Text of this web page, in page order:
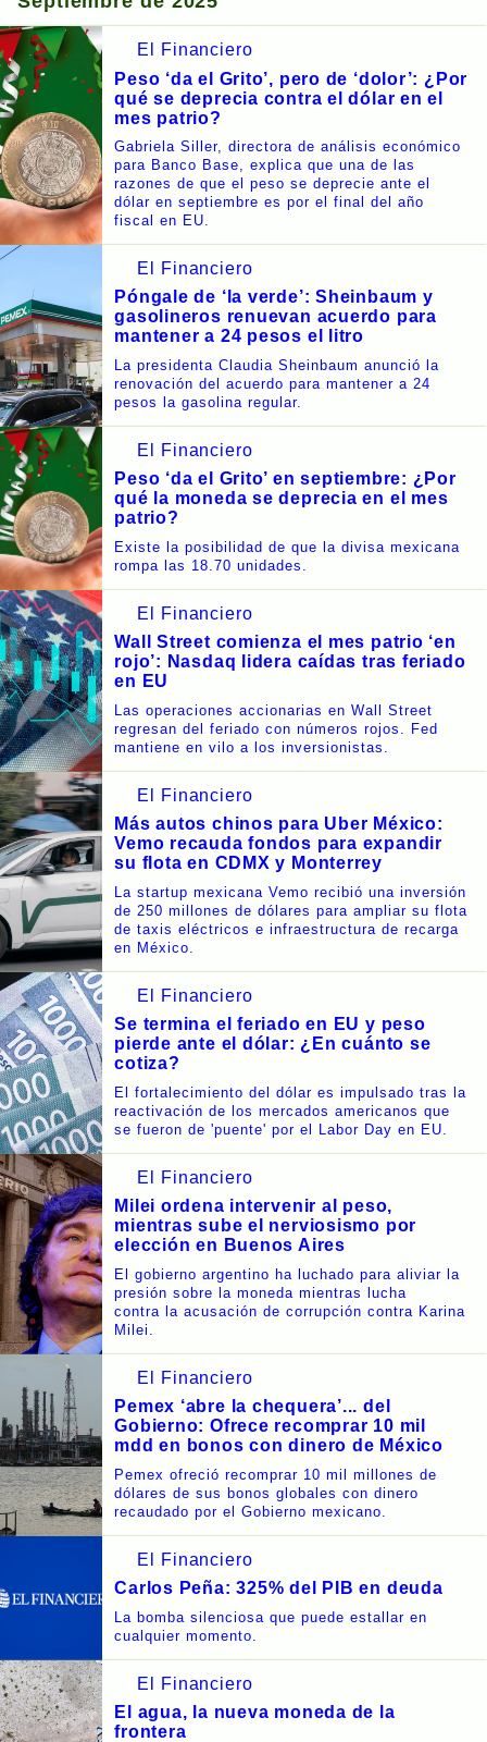
El Financiero
Peso ‘da el Grito’, pero de ‘dolor’: ¿Por
qué se deprecia contra el dólar en el
mes patrio?
Gabriela Siller, directora de análisis económico
para Banco Base, explica que una de las
razones de que el peso se deprecie ante el
dólar en septiembre es por el final del año
fiscal en EU.
El Financiero
Póngale de ‘la verde’: Sheinbaum y
gasolineros renuevan acuerdo para
mantener a 24 pesos el litro
La presidenta Claudia Sheinbaum anunció la
renovación del acuerdo para mantener a 24
pesos la gasolina regular.
El Financiero
Peso ‘da el Grito’ en septiembre: ¿Por
qué la moneda se deprecia en el mes
patrio?
Existe la posibilidad de que la divisa mexicana
rompa las 18.70 unidades.
El Financiero
Wall Street comienza el mes patrio ‘en
rojo’: Nasdaq lidera caídas tras feriado
en EU
Las operaciones accionarias en Wall Street
regresan del feriado con números rojos. Fed
mantiene en vilo a los inversionistas.
El Financiero
Más autos chinos para Uber México:
Vemo recauda fondos para expandir
su flota en CDMX y Monterrey
La startup mexicana Vemo recibió una inversión
de 250 millones de dólares para ampliar su flota
de taxis eléctricos e infraestructura de recarga
en México.
El Financiero
Se termina el feriado en EU y peso
pierde ante el dólar: ¿En cuánto se
cotiza?
El fortalecimiento del dólar es impulsado tras la
reactivación de los mercados americanos que
se fueron de 'puente' por el Labor Day en EU.
El Financiero
Milei ordena intervenir al peso,
mientras sube el nerviosismo por
elección en Buenos Aires
El gobierno argentino ha luchado para aliviar la
presión sobre la moneda mientras lucha
contra la acusación de corrupción contra Karina
Milei.
El Financiero
Pemex ‘abre la chequera’... del
Gobierno: Ofrece recomprar 10 mil
mdd en bonos con dinero de México
Pemex ofreció recomprar 10 mil millones de
dólares de sus bonos globales con dinero
recaudado por el Gobierno mexicano.
El Financiero
Carlos Peña: 325% del PIB en deuda
La bomba silenciosa que puede estallar en
cualquier momento.
El Financiero
El agua, la nueva moneda de la
frontera